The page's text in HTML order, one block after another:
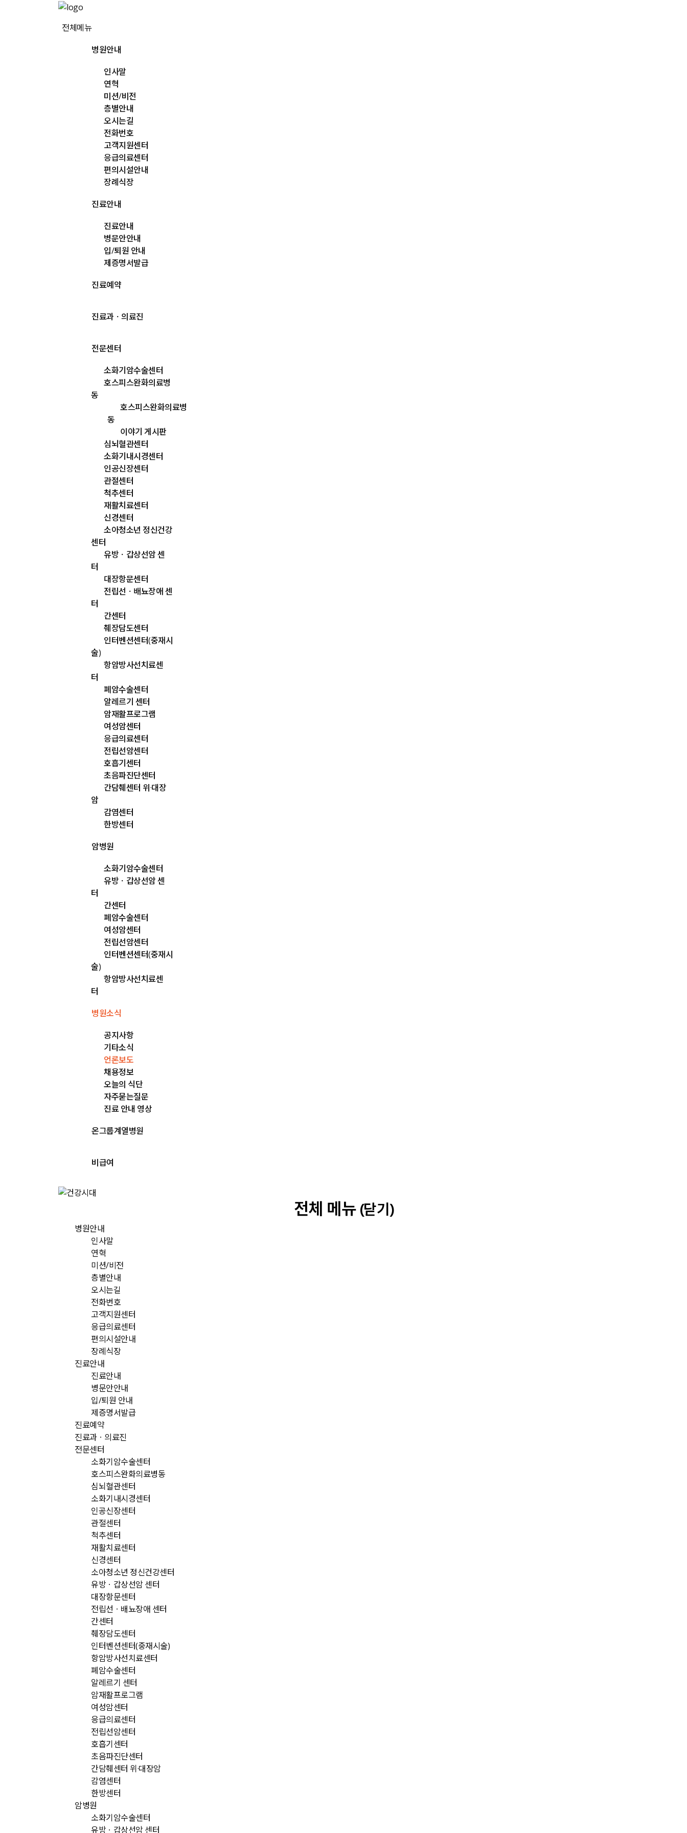
전체메뉴
병원안내
인사말
연혁
미션/비전
층별안내
오시는길
전화번호
고객지원센터
응급의료센터
편의시설안내
장례식장
진료안내
진료안내
병문안안내
입/퇴원 안내
제증명서발급
진료예약
진료과ㆍ의료진
전문센터
소화기암수술센터
호스피스완화의료병
동
호스피스완화의료병
동
이야기 게시판
심뇌혈관센터
소화기내시경센터
인공신장센터
관절센터
척추센터
재활치료센터
신경센터
소아청소년 정신건강
센터
유방ㆍ갑상선암 센
터
대장항문센터
전립선ㆍ배뇨장애 센
터
간센터
췌장담도센터
인터벤션센터(중재시
술)
항암방사선치료센
터
폐암수술센터
알레르기 센터
암재활프로그램
여성암센터
응급의료센터
전립선암센터
호흡기센터
초음파진단센터
간담췌센터 위·대장
암
감염센터
한방센터
암병원
소화기암수술센터
유방ㆍ갑상선암 센
터
간센터
폐암수술센터
여성암센터
전립선암센터
인터벤션센터(중재시
술)
항암방사선치료센
터
병원소식
공지사항
기타소식
언론보도
채용정보
오늘의 식단
자주묻는질문
진료 안내 영상
온그룹계열병원
비급여
전체 메뉴 (닫기)
병원안내
인사말
연혁
미션/비전
층별안내
오시는길
전화번호
고객지원센터
응급의료센터
편의시설안내
장례식장
진료안내
진료안내
병문안안내
입/퇴원 안내
제증명서발급
진료예약
진료과ㆍ의료진
전문센터
소화기암수술센터
호스피스완화의료병동
심뇌혈관센터
소화기내시경센터
인공신장센터
관절센터
척추센터
재활치료센터
신경센터
소아청소년 정신건강센터
유방ㆍ갑상선암 센터
대장항문센터
전립선ㆍ배뇨장애 센터
간센터
췌장담도센터
인터벤션센터(중재시술)
항암방사선치료센터
폐암수술센터
알레르기 센터
암재활프로그램
여성암센터
응급의료센터
전립선암센터
호흡기센터
초음파진단센터
간담췌센터 위·대장암
감염센터
한방센터
암병원
소화기암수술센터
유방ㆍ갑상선암 센터